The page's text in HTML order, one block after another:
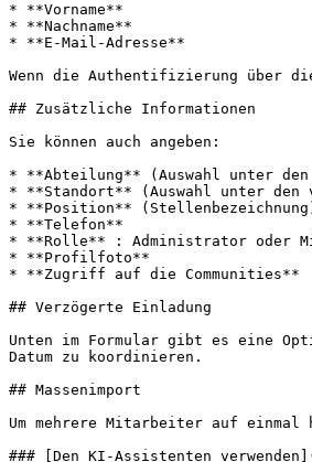
* **Vorname**
* **Nachname**
* **E-Mail-Adresse**
Wenn die Authentifizierung über
## Zusätzliche Informationen
Sie können auch angeben:
* **Abteilung** (Auswahl unter den
* **Standort** (Auswahl unter den
* **Position**
* **Telefon**
* **Rolle** : Administrator oder
* **Profilfoto**
* **Zugriff auf die Communities**
## Verzögerte Einladung
Unten im Formular gibt es eine
Datum zu koordinieren.
## Massenimport
Um mehrere Mitarbeiter auf